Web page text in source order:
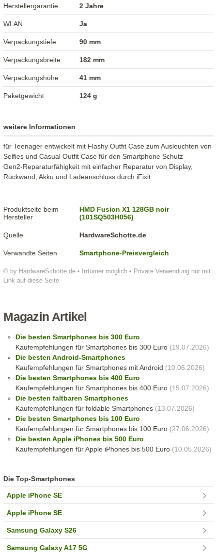
© by HardwareSchotte.de • Irrtümer möglich • Private Verwendung nur mit
Link auf diese Seite
Herstellergarantie 2 Jahre
WLAN Ja
Verpackungstiefe 90 mm
Verpackungsbreite 182 mm
Verpackungshöhe 41 mm
Paketgewicht 124 g
weitere Informationen
für Teenager entwickelt mit Flashy Outfit Case zum Ausleuchten von
Selfies und Casual Outfit Case für den Smartphone Schutz
Gen2-Reparaturfähigkeit mit einfacher Reparatur von Display,
Rückwand, Akku und Ladeanschluss durch iFixit
Produktseite beim
Hersteller
HMD Fusion X1 128GB noir
(101SQ503H056)
Quelle HardwareSchotte.de
Verwandte Seiten Smartphone-Preisvergleich
Magazin Artikel
Die besten Smartphones bis 300 Euro
Kaufempfehlungen für Smartphones bis 300 Euro(19.07.2026)
Die besten Android-Smartphones
Kaufempfehlungen für Smartphones mit Android (10.05.2026)
Die besten Smartphones bis 400 Euro
Kaufempfehlungen für Smartphones bis 400 Euro(15.07.2026)
Die besten faltbaren Smartphones
Kaufempfehlungen für foldable Smartphones(13.07.2026)
Die besten Smartphones bis 100 Euro
Kaufempfehlungen für Smartphones bis 100 Euro(27.06.2026)
Die besten Apple iPhones bis 500 Euro
Kaufempfehlungen für Apple iPhones bis 500 Euro(10.05.2026)
Die Top-Smartphones
Apple iPhone SE
Apple iPhone SE
Samsung Galaxy S26
Samsung Galaxy A17 5G